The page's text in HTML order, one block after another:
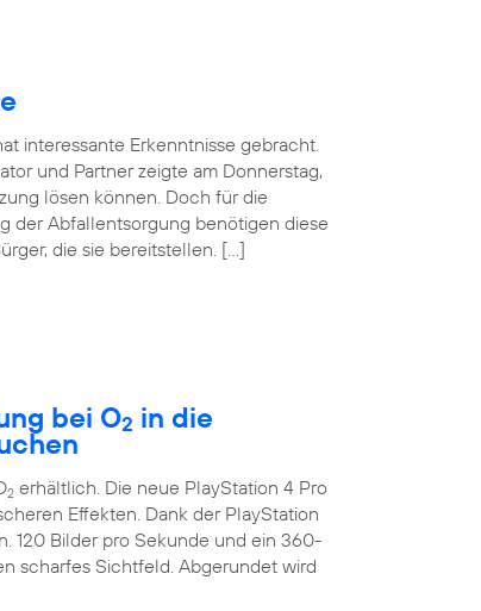
interessante Erkenntnisse gebracht.
und Partner zeigte am Donnerstag,
lösen können. Doch für die
der Abfallentsorgung benötigen diese
die sie bereitstellen. […]
bei O2 in die
2 erhältlich. Die neue PlayStation 4 Pro
Effekten. Dank der PlayStation
120 Bilder pro Sekunde und ein 360-
scharfes Sichtfeld. Abgerundet wird